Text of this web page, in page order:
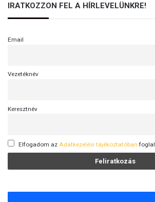
IRATKOZZON FEL A HÍRLEVELÜNKRE!
Email
Vezetéknév
Keresztnév
Elfogadom az Adatkezelési tájékoztatóban